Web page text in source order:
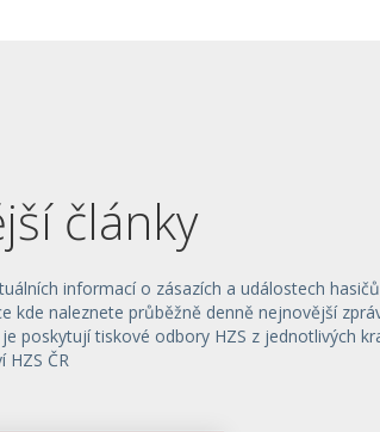
články
informací o zásazích a událostech
kde naleznete průběžně denně nejnovější
poskytují tiskové odbory HZS z jednotlivých
HZS ČR